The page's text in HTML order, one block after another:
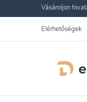
a
Vásároljon
Elérhetőségek